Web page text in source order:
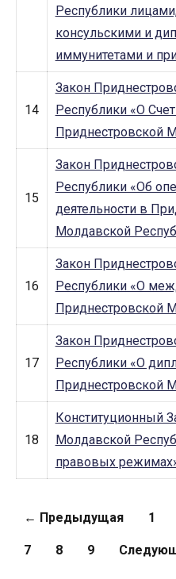
Республики
консульскими и
иммунитетами и
14
Закон
Республики «О
Приднестровской
15
Закон
Республики «Об
деятельности в
Молдавской
16
Закон
Республики «О
Приднестровской
17
Закон
Республики «О
Приднестровской
18
Конституционный
Молдавской
правовых
Страницы
← Предыдущая 1
7 8 9